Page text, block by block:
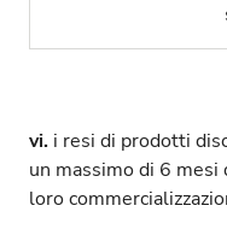
vi. i resi di prodotti
un massimo di 6
loro